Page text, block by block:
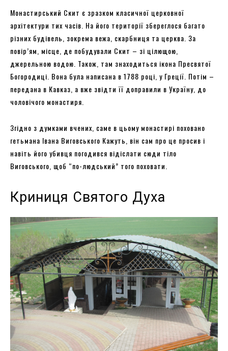
Монастирський Скит є зразком класичної церковної
архітектури тих часів. На його території збереглося багато
різних будівель, зокрема вежа, скарбниця та церква. За
повір’ям, місце, де побудували Скит – зі цілющою,
джерельною водою. Також, там знаходиться ікона Пресвятої
Богородиці. Вона була написана в 1788 році, у Греції. Потім –
передана в Кавказ, а вже звідти її доправили в Україну, до
чоловічого монастиря.
Згідно з думками вчених, саме в цьому монастирі поховано
гетьмана Івана Виговського Кажуть, він сам про це просив і
навіть його убивця погодився відіслати сюди тіло
Виговського, щоб “по-людський” того поховати.
Криниця Святого Духа